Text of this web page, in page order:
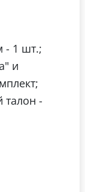
- 1 шт.;
и
талон -